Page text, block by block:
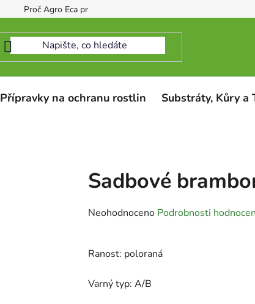
Proč Agro Eca protect
Přípravky na ochranu rostlin Substráty, Kůry a
Sadbové
Průměrné
0,0
Neohodnoceno Podrobnosti
Ranost: poloraná
Varný typ: A/B